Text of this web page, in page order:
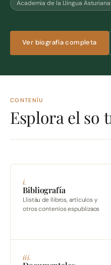
Academia de la Llingua Asturiana
Ver biografía completa
CONTENÍU
Esplora el so
i.
Bibliografía
Llistáu de llibros, artículos y
otros conteníos espublizaos
iii.